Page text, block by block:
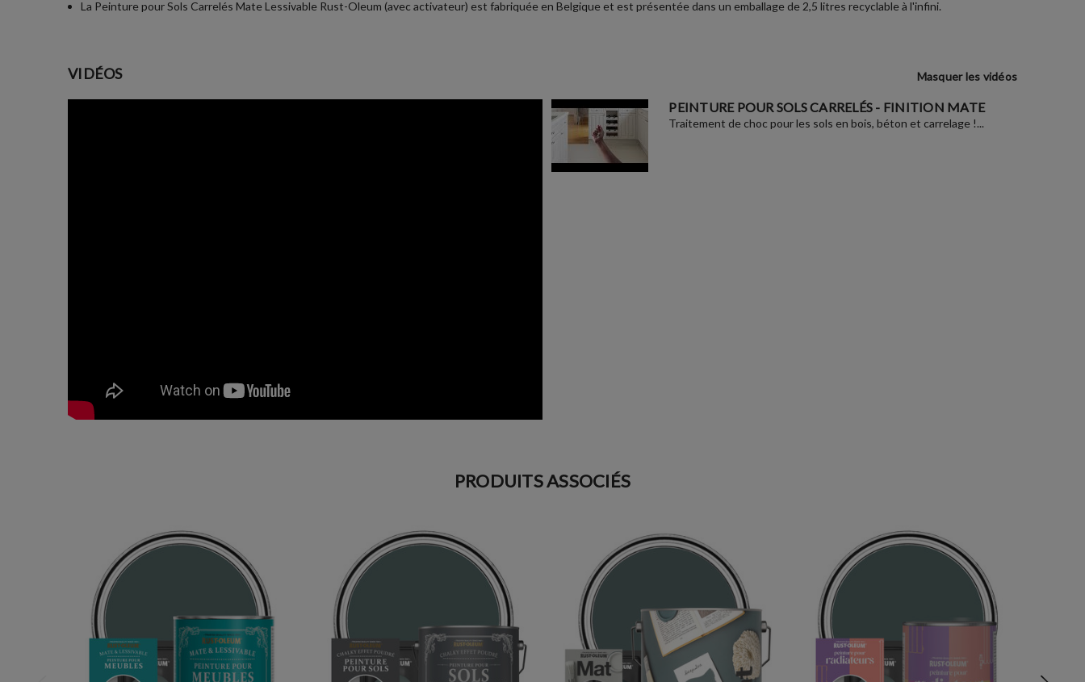
La Peinture pour Sols Carrelés Mate Lessivable Rust-Oleum (avec activateur) est fabriquée en Belgique et est présentée dans un emballage de 2,5 litres recyclable à l'infini.
VIDÉOS Masquer les vidéos
PEINTURE POUR SOLS CARRELÉS - FINITION MATE
Traitement de choc pour les sols en bois, béton et carrelage !...
PRODUITS ASSOCIÉS